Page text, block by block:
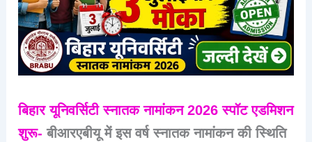
बिहार यूनिवर्सिटी स्नातक नामांकन 2026 स्पॉट एडमिशन
शुरू- बीआरएबीयू में इस वर्ष स्नातक नामांकन की स्थिति